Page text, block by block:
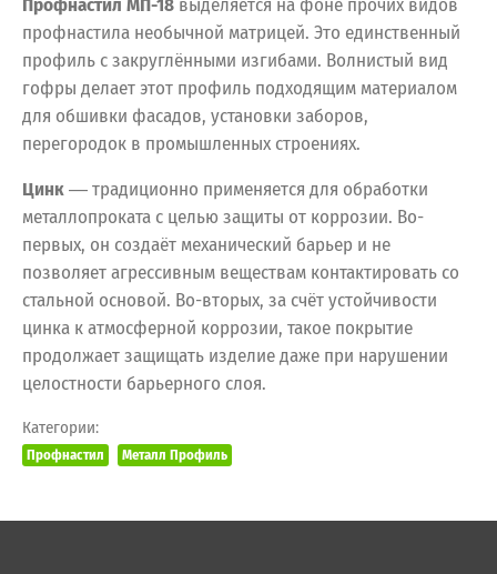
Профнастил МП-18 выделяется на фоне прочих видов
профнастила необычной матрицей. Это единственный
профиль с закруглёнными изгибами. Волнистый вид
гофры делает этот профиль подходящим материалом
для обшивки фасадов, установки заборов,
перегородок в промышленных строениях.
Цинк― традиционно применяется для обработки
металлопроката с целью защиты от коррозии. Во-
первых, он создаёт механический барьер и не
позволяет агрессивным веществам контактировать со
стальной основой. Во-вторых, за счёт устойчивости
цинка к атмосферной коррозии, такое покрытие
продолжает защищать изделие даже при нарушении
целостности барьерного слоя.
Категории:
Профнастил Металл Профиль